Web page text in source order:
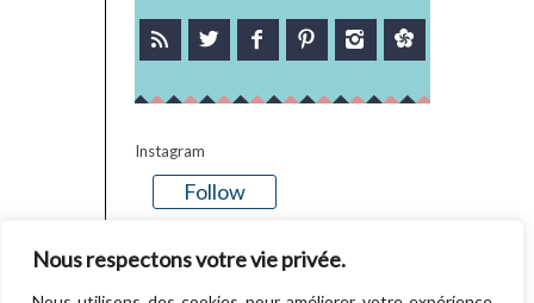
Nous respectons votre vie privée.
Instagram
Follow